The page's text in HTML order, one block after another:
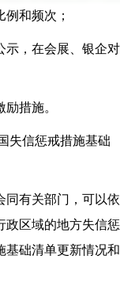
和频次；
，在会展、银企对
措施。
信惩戒措施基础
有关部门，可以依
政区域的地方失信惩
基础清单更新情况和